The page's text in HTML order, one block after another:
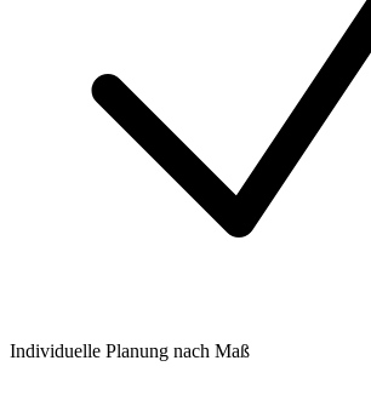
Individuelle Planung nach Maß